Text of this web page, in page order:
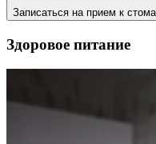
Записаться на прием к
Здоровое питание